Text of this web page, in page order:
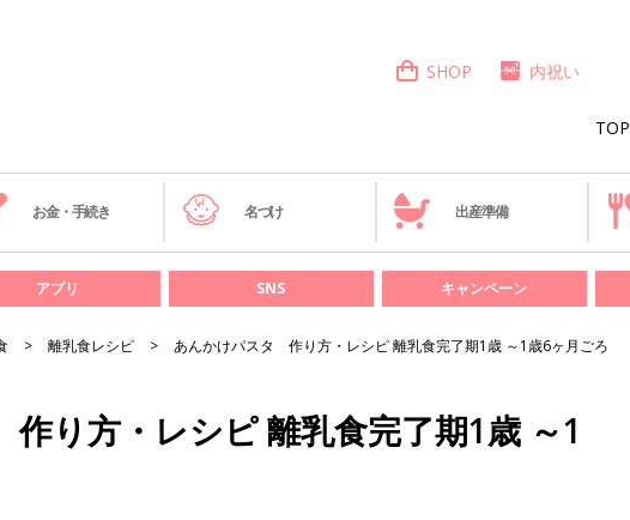
TOP
SHOP 内祝い
お金・手続き 名づけ 出産準備
アプリ SNS キャンペーン
離乳食レシピ あんかけパスタ 作り方・レシピ 離乳食完了期1歳 ～1歳6ヶ月ごろ
り方・レシピ 離乳食完了期1歳 ～1